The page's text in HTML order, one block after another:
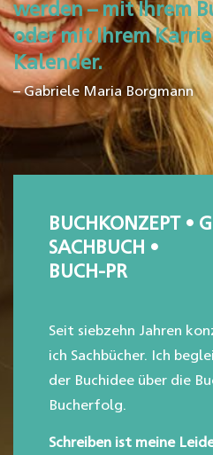
werden – mit Ihrem
oder mit Ihrem
Kalender.​
– Gabriele Maria Borgmann
BUCHKONZEPT •
SACHBUCH •
BUCH-PR
Seit siebzehn Jahren
ich Sachbücher. Ich
der Buchidee über die
Bucherfolg.
Schreiben ist meine